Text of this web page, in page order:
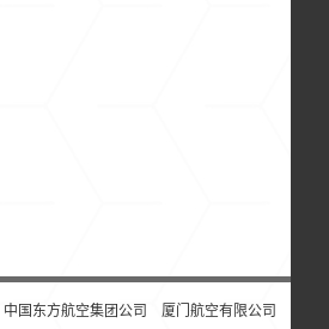
厦门航空有限公司
中国东方航空集团公司